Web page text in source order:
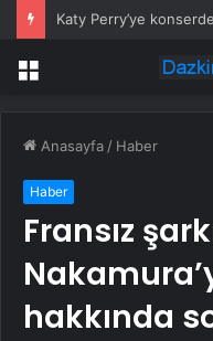
Katy Perry’ye
Menü
Anasayfa / Haber
Haber
Fransız
hakkında